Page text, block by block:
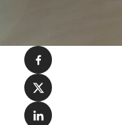
Condividi su
Condividi su X
Condividi su